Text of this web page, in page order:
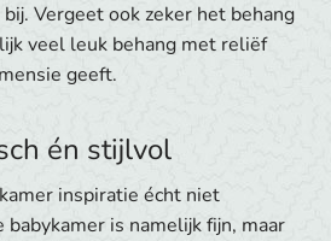
Vergeet ook zeker het behang
veel leuk behang met reliëf
geeft.
én stijlvol
inspiratie écht niet
is namelijk fijn, maar